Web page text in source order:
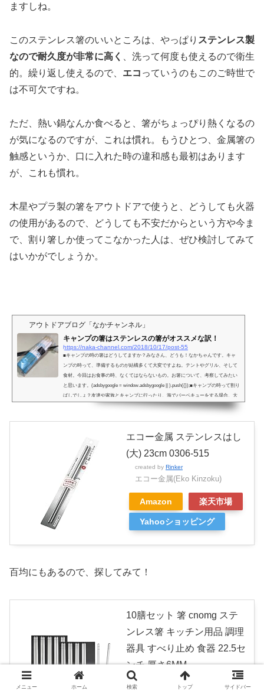
ますしね。
このステンレス箸のいいところは、やっぱり ステンレス製
なので耐久度が非常に高く
、洗って何度も使えるので衛生
的。繰り返し使えるので、 エコ っていうのもこのご時世で
は不可欠ですね。
ただ、熱い鍋なんか食べると、箸がちょっぴり熱くなるの
が気になるのですが、これは慣れ。もうひとつ、金属箸の
触感というか、口に入れた時の違和感も最初はあります
が、これも慣れ。
木星やプラ製の箸をアウトドアで使うと、どうしても火器
の使用があるので、どうしても不安だからという方や今ま
で、割り箸しか使ってこなかった人は、ぜひ検討してみて
はいかがでしょうか。
アウトドアブログ「なかチャンネル」
キャンプの箸はステンレスの箸がオススメな訳！
https://naka-channel.com/2018/10/17/post-55
■キャンプの時の箸はどうしてますか？みなさん、どうも！なかちゃんです。キャ
ンプの時って、準備するものが結構多くて大変ですよね。テントやグリル、そして
食材。今回はお食事の時、なくてはならないもの。お箸について、考察してみたい
と思います。(adsbygoogle = window.adsbygoogle || ).push({});■キャンプの時って割り
ばしでしょ？友達や家族とキャンプに行ったり、海でバーベキューをする場合、大
抵割りばしを使うのではないでしょうか。大人数でも大丈夫だし、落しても平気だ
エコー金属 ステンレスはし
(大) 23cm 0306-515
created by Rinker
エコー金属(Eko Kinzoku)
Amazon 楽天市場
Yahooショッピング
百均にもあるので、探してみて！
10膳セット 箸 cnomg ステ
ンレス箸 キッチン用品 調理
器具 すべり止め 食器 22.5セ
ンチ 厚さ6MM
created by Rinker
cnomg
メニュー ホーム 検索 トップ サイドバー